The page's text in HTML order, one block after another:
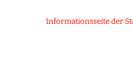
Informationsseite der